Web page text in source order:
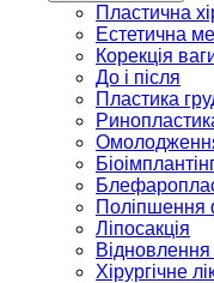
Пластична
Естетична
Корекція
До і після
Пластика
Поліпшення
Ліпосакція
Відновлення
Хірургічне